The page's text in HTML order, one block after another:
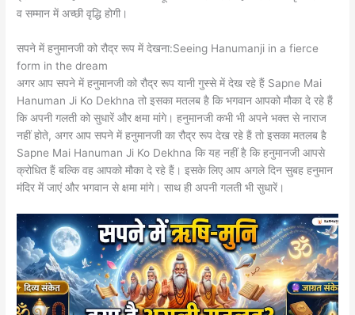
व सम्मान में अच्छी वृद्धि होगी।
सपने में हनुमानजी को रौद्र रूप में देखना:Seeing Hanumanji in a fierce
form in the dream
अगर आप सपने में हनुमानजी को रौद्र रूप यानी गुस्से में देख रहे हैं Sapne Mai
Hanuman Ji Ko Dekhna तो इसका मतलब है कि भगवान आपको मौका दे रहे हैं
कि अपनी गलती को सुधारें और क्षमा मांगे। हनुमानजी कभी भी अपने भक्त से नाराज
नहीं होते, अगर आप सपने में हनुमानजी का रौद्र रूप देख रहे हैं तो इसका मतलब है
Sapne Mai Hanuman Ji Ko Dekhna कि यह नहीं है कि हनुमानजी आपसे
क्रोधित हैं बल्कि वह आपको मौका दे रहे हैं। इसके लिए आप अगले दिन सुबह हनुमान
मंदिर में जाएं और भगवान से क्षमा मांगे। साथ ही अपनी गलती भी सुधारें।